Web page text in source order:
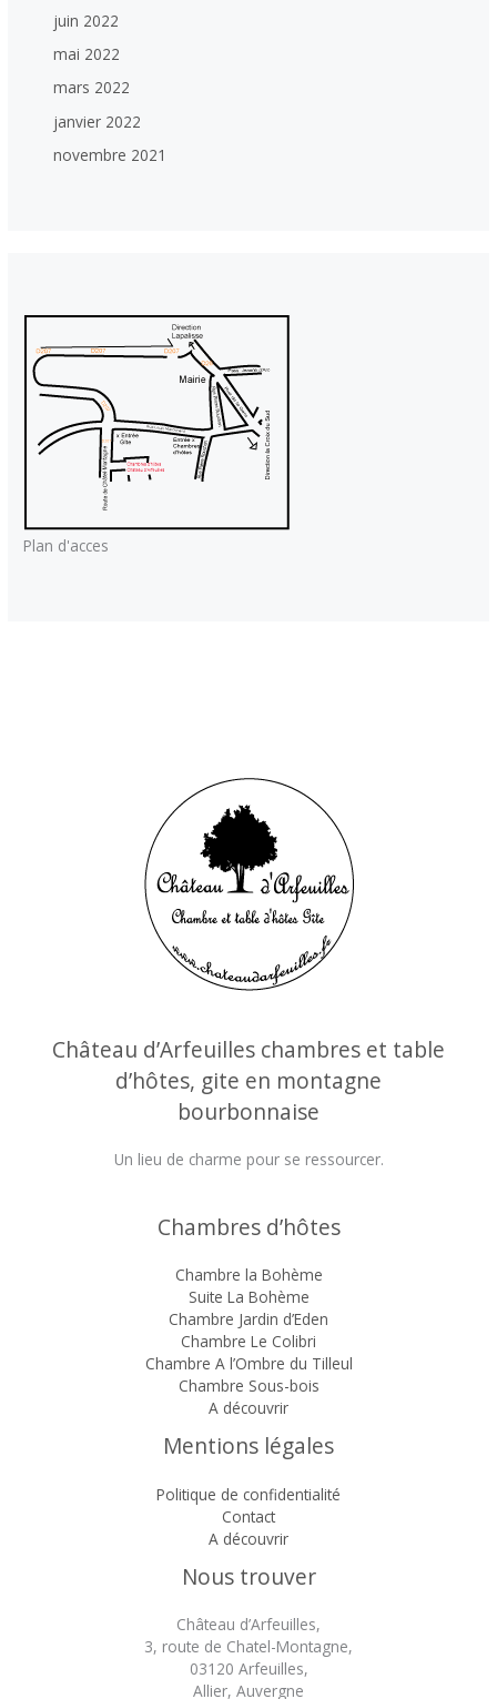
juin 2022
mai 2022
mars 2022
janvier 2022
novembre 2021
Plan d'acces
Château d’Arfeuilles chambres et table
d’hôtes, gite en montagne
bourbonnaise
Un lieu de charme pour se ressourcer.
Chambres d’hôtes
Chambre la Bohème
Suite La Bohème
Chambre Jardin d’Eden
Chambre Le Colibri
Chambre A l’Ombre du Tilleul
Chambre Sous-bois
A découvrir
Mentions légales
Politique de confidentialité
Contact
A découvrir
Nous trouver
Château d’Arfeuilles,
3, route de Chatel-Montagne,
03120 Arfeuilles,
Allier, Auvergne